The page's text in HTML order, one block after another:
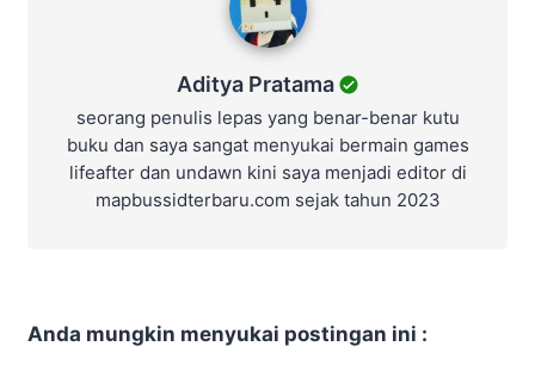
Aditya Pratama
seorang penulis lepas yang benar-benar kutu
buku dan saya sangat menyukai bermain games
lifeafter dan undawn kini saya menjadi editor di
mapbussidterbaru.com sejak tahun 2023
Anda mungkin menyukai postingan ini :